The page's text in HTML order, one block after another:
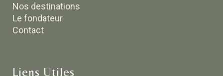
Nos destinations
Le fondateur
Contact
Liens Utiles